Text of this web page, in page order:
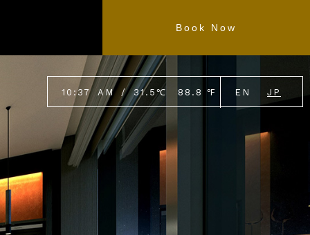
10 :37 AM / 31.5 ℃ 88.8 ℉ EN JP
Book Now